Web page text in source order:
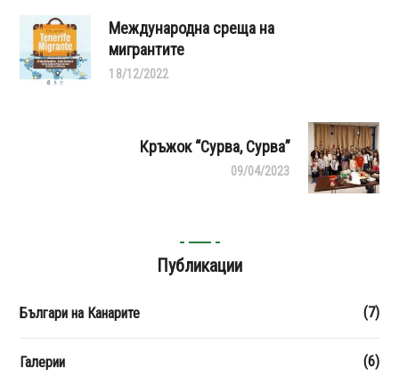
Международна среща на
мигрантите
18/12/2022
Кръжок “Сурва, Сурва”
09/04/2023
Публикации
Българи на Канарите (7)
Галерии (6)